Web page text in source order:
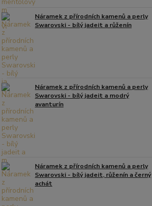
Náramek z přírodních kamenů a perly
Swarovski - bílý jadeit a růženín
Náramek z přírodních kamenů a perly
Swarovski - bílý jadeit a modrý
avanturín
Náramek z přírodních kamenů a perly
Swarovski - bílý jadeit, růženín a černý
achát